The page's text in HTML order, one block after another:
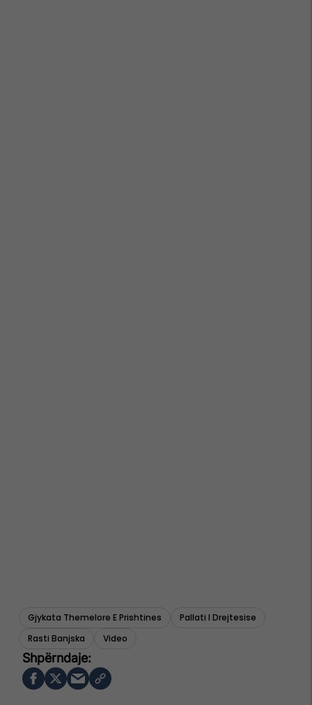
Gjykata Themelore E Prishtines
Pallati I Drejtesise
Rasti Banjska
Video